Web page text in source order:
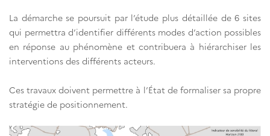
La démarche se poursuit par l’étude plus détaillée de 6 sites
qui permettra d’identifier différents modes d’action possibles
en réponse au phénomène et contribuera à hiérarchiser les
interventions des différents acteurs.
Ces travaux doivent permettre à l’État de formaliser sa propre
stratégie de positionnement.